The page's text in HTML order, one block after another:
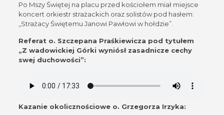
Po Mszy Świętej na placu przed kościołem miał miejsce
koncert orkiestr strażackich oraz solistów pod hasłem:
„Strażacy Świętemu Janowi Pawłowi w hołdzie”.
Referat o. Szczepana Praśkiewicza pod tytułem
„Z wadowickiej Górki wyniósł zasadnicze cechy
swej duchowości”:
Kazanie okolicznościowe o. Grzegorza Irzyka: